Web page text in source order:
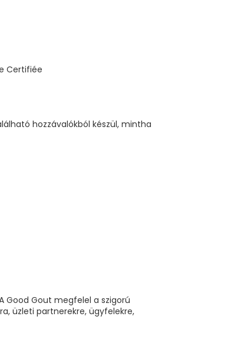
hozzávalókból készül, mintha
Good Gout megfelel a szigorú
üzleti partnerekre, ügyfelekre,